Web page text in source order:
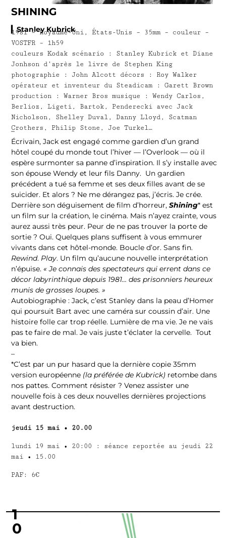
SHINING
▎Stanley Kubrick
1981 – Royaume-Uni, États-Unis – 35mm – couleur –
VOSTFR – 1h59
couleurs Kodak scénario : Stanley Kubrick et Diane
Jonhson d’après le livre de Stephen King
photographie : John Alcott décors : Roy Walker
opérateur et inventeur du Steadicam : Garett Brown
production : Warner Bros musique : Wendy Carlos,
Berlioz, Ligeti, Bartok, Penderecki avec Jack
Nicholson, Shelley Duval, Danny Lloyd, Scatman
Crothers, Philip Stone, Joe Turkel…
–
Écrivain, Jack est engagé comme gardien d’un grand
hôtel coupé du monde tout l’hiver — l’Overlook — où il
espère surmonter sa panne d’inspiration. Il s’y installe avec
son épouse Wendy et leur fils Danny. Un gardien
précédent a tué sa femme et ses deux filles avant de se
suicider. Et alors ? Ne me dérangez pas, j’écris. Je crée.
Derrière son déguisement de film d’horreur,Shining* est
un film sur la création, le cinéma. Mais n’ayez crainte, vous
aurez aussi très peur. Peur de ne pas trouver la porte de
sortie ? Oui. Quelques plans suffisent à vous emmurer
vivants dans cet hôtel-monde. Boucle d’or. Sans fin.
Rewind. Play. Un film qu’aucune nouvelle interprétation
n’épuise.« Je connais des spectateurs qui errent dans ce
décor labyrinthique depuis 1981… des prisonniers heureux
munis de grosses loupes. »
Autobiographie : Jack, c’est Stanley dans la peau d’Homer
qui poursuit Bart avec une caméra sur coussin d’air. Une
histoire folle car trop réelle. Lumière de ma vie. Je ne vais
pas te faire de mal. Je vais juste t’éclater la cervelle. Tout
va bien.
–
*C’est par un pur hasard que la dernière copie 35mm
version européenne (la préférée de Kubrick) retombe dans
nos pattes. Comment résister ? Venez assister une
nouvelle fois à ces deux nouvelles dernières projections
avant destruction.
jeudi 15 mai • 20.00
lundi 19 mai • 20:00 : séance reportée au jeudi 22
mai • 15.00
PAF: 6€
1
0